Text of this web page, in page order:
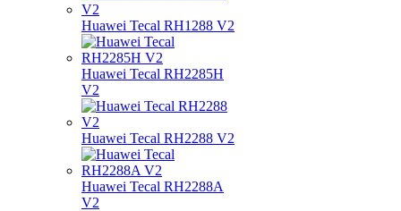
Huawei Tecal RH1288 V2
Huawei Tecal RH2285H
V2
Huawei Tecal RH2288 V2
Huawei Tecal RH2288A
V2